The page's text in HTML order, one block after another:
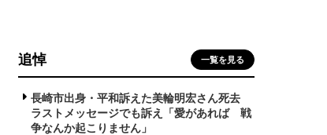
追悼 一覧を見る
長崎市出身・平和訴えた美輪明宏さん死去
ラストメッセージでも訴え「愛があれば 戦
争なんか起こりません」